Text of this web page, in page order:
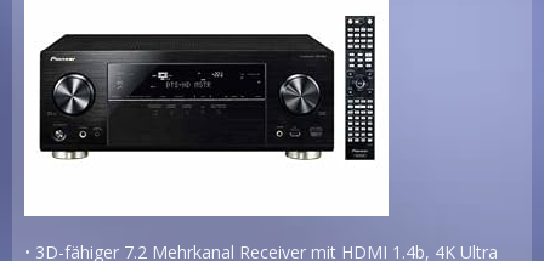
• 3D-fähiger 7.2 Mehrkanal Receiver mit HDMI 1.4b, 4K Ultra